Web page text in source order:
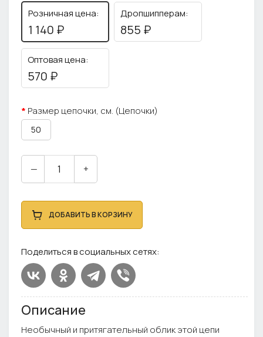
Розничная цена:
1 140 ₽
Дропшипперам:
855 ₽
Оптовая цена:
570 ₽
Размер цепочки, см. (Цепочки)
50
— +
ДОБАВИТЬ В КОРЗИНУ
Поделиться в социальных сетях:
Описание
Необычный и притягательный облик этой цепи